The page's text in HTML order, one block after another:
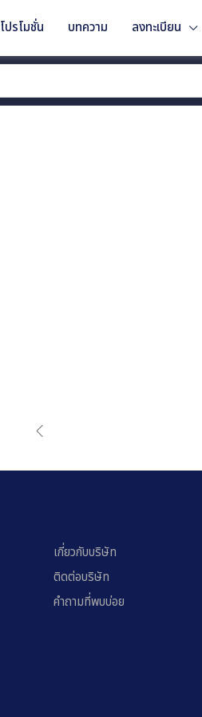
โปรโมชั่น บทความ ลงทะเบียน
เกี่ยวกับบริษัท
ติดต่อบริษัท
คำถามที่พบบ่อย